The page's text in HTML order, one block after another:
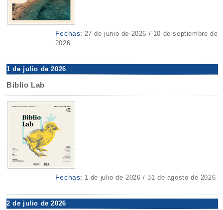
Fechas: 27 de junio de 2026 / 10 de septiembre de
2026
1 de julio de 2026
Biblio Lab
Fechas: 1 de julio de 2026 / 31 de agosto de 2026
2 de julio de 2026